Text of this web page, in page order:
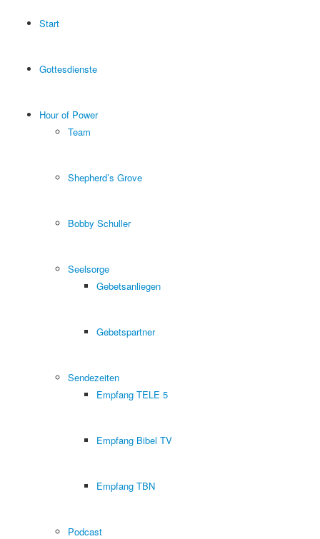
Start
Gottesdienste
Hour of Power
Team
Shepherd’s Grove
Bobby Schuller
Seelsorge
Gebetsanliegen
Gebetspartner
Sendezeiten
Empfang TELE 5
Empfang Bibel TV
Empfang TBN
Podcast